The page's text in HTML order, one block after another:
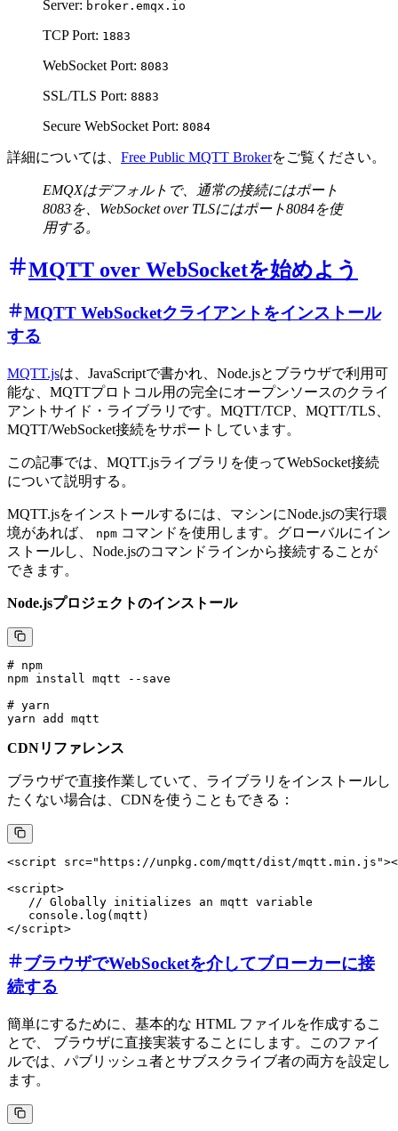
Server: broker.emqx.io
TCP Port: 1883
WebSocket Port: 8083
SSL/TLS Port: 8883
Secure WebSocket Port: 8084
詳細については、 Free Public MQTT Brokerをご覧ください。
EMQXはデフォルトで、通常の接続にはポート
8083を、WebSocket over TLSにはポート8084を使
用する。
MQTT over WebSocketを始めよう
MQTT WebSocketクライアントをインストール
する
MQTT.jsは、JavaScriptで書かれ、Node.jsとブラウザで利用可
能な、MQTTプロトコル用の完全にオープンソースのクライ
アントサイド・ライブラリです。MQTT/TCP、MQTT/TLS、
MQTT/WebSocket接続をサポートしています。
この記事では、MQTT.jsライブラリを使ってWebSocket接続
について説明する。
MQTT.jsをインストールするには、マシンにNode.jsの実行環
境があれば、
npm コマンドを使用します。グローバルにイン
ストールし、Node.jsのコマンドラインから接続することが
できます。
Node.jsプロジェクトのインストール
# npm
npm install mqtt --save
# yarn
CDNリファレンス
ブラウザで直接作業していて、ライブラリをインストールし
たくない場合は、CDNを使うこともできる：
<script src="https://unpkg.com/mqtt/dist/
<script>
   // Globally initializes an mqtt variable
   console.log(mqtt)
ブラウザでWebSocketを介してブローカーに接
続する
簡単にするために、基本的な HTML ファイルを作成するこ
とで、 ブラウザに直接実装することにします。このファイ
ルでは、パブリッシュ者とサブスクライブ者の両方を設定し
ます。